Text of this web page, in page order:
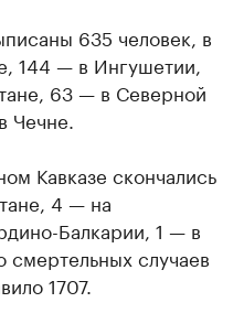
635 человек, в
144 — в Ингушетии,
63 — в Северной
Чечне.
Кавказе скончались
4 — на
Балкарии, 1 — в
случаев
1707.